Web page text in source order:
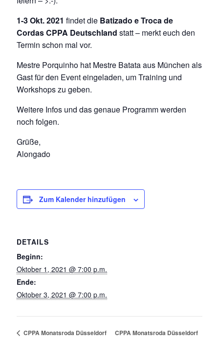
1-3 Okt. 2021 findet die Batizado e Troca de
Cordas CPPA Deutschland statt – merkt euch den
Termin schon mal vor.
Mestre Porquinho hat Mestre Batata aus München als
Gast für den Event eingeladen, um Training und
Workshops zu geben.
Weitere Infos und das genaue Programm werden
noch folgen.
Grüße,
Alongado
Zum Kalender hinzufügen
DETAILS
Beginn:
Oktober 1, 2021 @ 7:00 p.m.
Ende:
Oktober 3, 2021 @ 7:00 p.m.
CPPA Monatsroda Düsseldorf CPPA Monatsroda Düsseldorf